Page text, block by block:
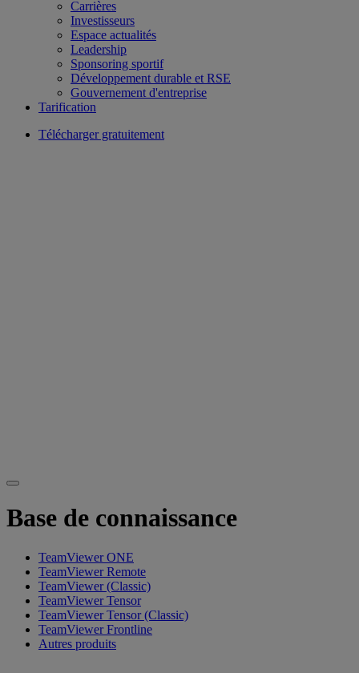
Carrières
Investisseurs
Espace actualités
Leadership
Sponsoring sportif
Développement durable et RSE
Gouvernement d'entreprise
Tarification
Télécharger gratuitement
Base de connaissance
TeamViewer ONE
TeamViewer Remote
TeamViewer (Classic)
TeamViewer Tensor
TeamViewer Tensor (Classic)
TeamViewer Frontline
Autres produits